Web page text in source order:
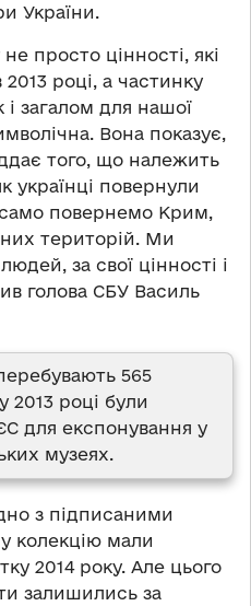
України.
просто цінності, які
році, а частинку
і загалом для нашої
Вона показує,
того, що належить
українці повернули
само повернемо Крим,
територій. Ми
за свої цінності і
голова СБУ Василь
565
2013 році були
для експонування у
музеях.
з підписаними
колекцію мали
2014 року. Але цього
залишились за